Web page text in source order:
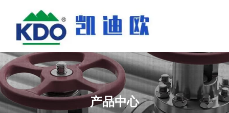
产品中心